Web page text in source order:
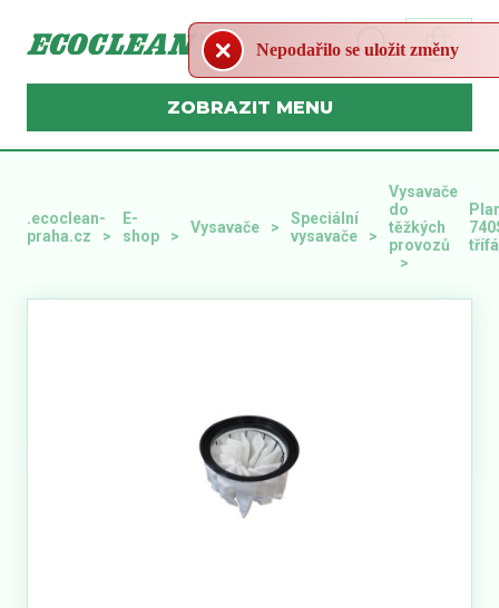
MENU
.ecoclean-
praha.cz
E-
shop
Vysavače
Speciální
vysavače
Vysavače
do
těžkých
provozů
Nepodařilo se uložit změny